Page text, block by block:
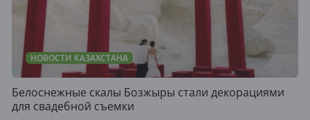
НОВОСТИ КАЗАХСТАНА
Белоснежные скалы Бозжыры стали декорациями
для свадебной съемки